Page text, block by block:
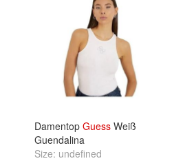
Damentop Guess Weiß
Guendalina
Size: undefined